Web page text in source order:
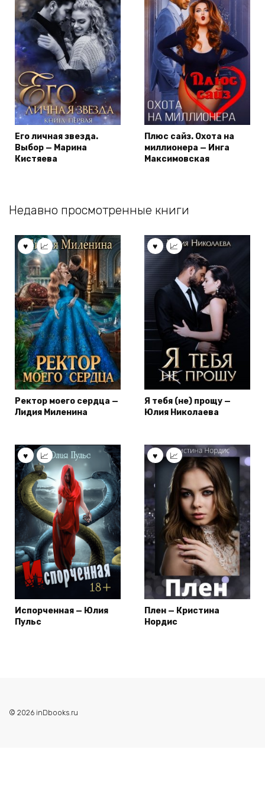
Его личная звезда.
Выбор — Марина
Кистяева
Плюс сайз. Охота на
миллионера — Инга
Максимовская
Недавно просмотренные книги
Ректор моего сердца —
Лидия Миленина
Я тебя (не) прощу —
Юлия Николаева
Испорченная — Юлия
Пульс
Плен — Кристина
Нордис
© 2026 inDbooks.ru